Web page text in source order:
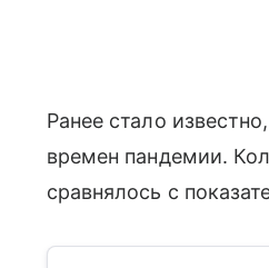
Ранее стало
времен пандемии.
сравнялось с